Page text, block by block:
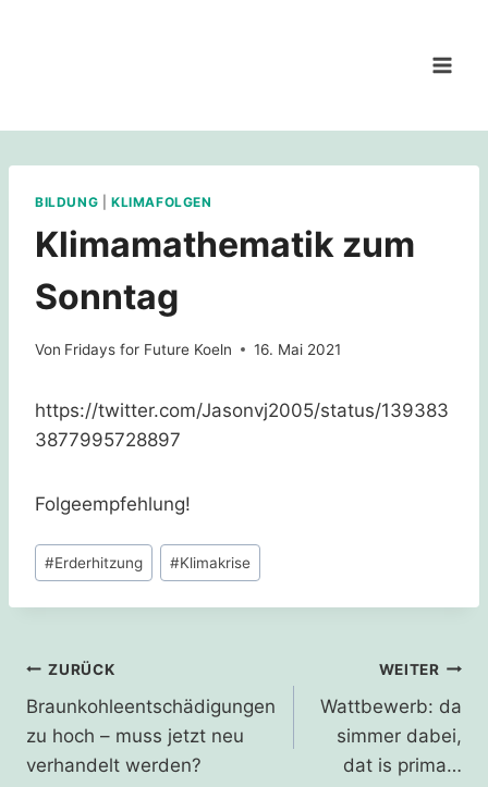
BILDUNG KLIMAFOLGEN
Klimamathematik zum
Sonntag
Von Fridays for Future Koeln 16. Mai 2021
https://twitter.com/Jasonvj2005/status/139383
3877995728897
Folgeempfehlung!
Schlagworte:
#Erderhitzung #Klimakrise
Beitragsnavigation
ZURÜCK
Braunkohleentschädigungen
zu hoch – muss jetzt neu
verhandelt werden?
WEITER
Wattbewerb: da
simmer dabei,
dat is prima…